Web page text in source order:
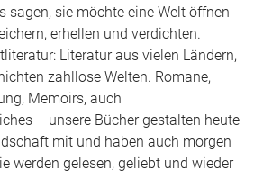
sagen, sie möchte eine Welt öffnen
erhellen und verdichten.
Literatur aus vielen Ländern,
zahllose Welten. Romane,
Memoirs, auch
– unsere Bücher gestalten heute
mit und haben auch morgen
werden gelesen, geliebt und wieder